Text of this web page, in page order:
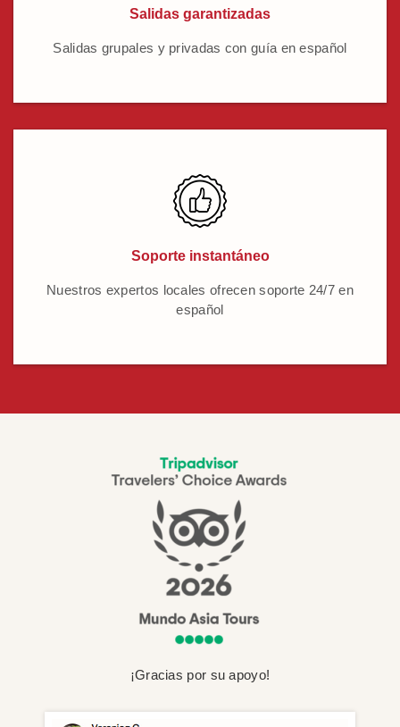
Salidas garantizadas
Salidas grupales y privadas con guía en español
Soporte instantáneo
Nuestros expertos locales ofrecen soporte 24/7 en
español
¡Gracias por su apoyo!